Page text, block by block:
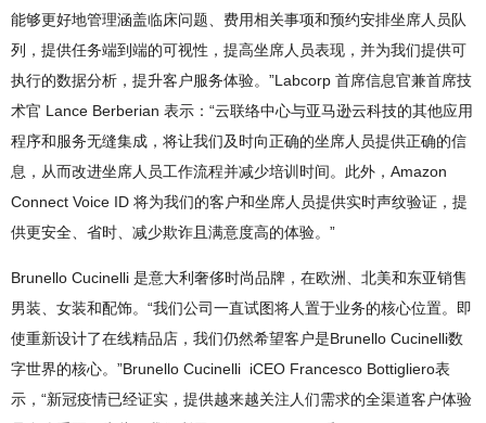
能够更好地管理涵盖临床问题、费用相关事项和预约安排坐席人员队
列，提供任务端到端的可视性，提高坐席人员表现，并为我们提供可
执行的数据分析，提升客户服务体验。”Labcorp 首席信息官兼首席技
术官 Lance Berberian 表示：“云联络中心与亚马逊云科技的其他应用
程序和服务无缝集成，将让我们及时向正确的坐席人员提供正确的信
息，从而改进坐席人员工作流程并减少培训时间。此外，Amazon
Connect Voice ID 将为我们的客户和坐席人员提供实时声纹验证，提
供更安全、省时、减少欺诈且满意度高的体验。”
Brunello Cucinelli 是意大利奢侈时尚品牌，在欧洲、北美和东亚销售
男装、女装和配饰。“我们公司一直试图将人置于业务的核心位置。即
使重新设计了在线精品店，我们仍然希望客户是Brunello Cucinelli数
字世界的核心。”Brunello Cucinelli iCEO Francesco Bottigliero表
示，“新冠疫情已经证实，提供越来越关注人们需求的全渠道客户体验